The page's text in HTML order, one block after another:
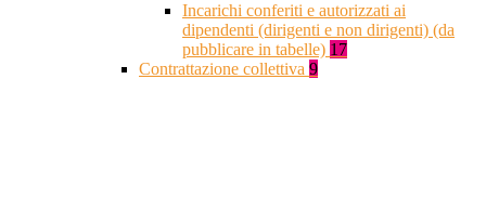
Incarichi conferiti e autorizzati ai
dipendenti (dirigenti e non dirigenti) (da
pubblicare in tabelle) 17
Contrattazione collettiva 9